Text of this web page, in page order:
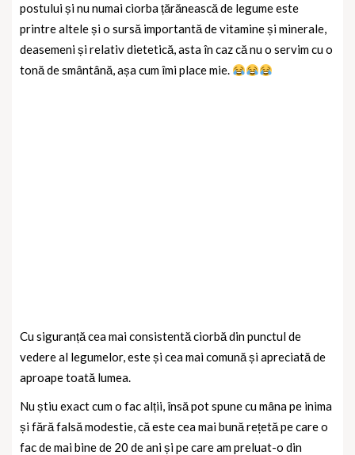
postului și nu numai ciorba țărănească de legume este
printre altele și o sursă importantă de vitamine și minerale,
deasemeni și relativ dietetică, asta în caz că nu o servim cu o
tonă de smântână, așa cum îmi place mie.
Cu siguranță cea mai consistentă ciorbă din punctul de
vedere al legumelor, este și cea mai comună și apreciată de
aproape toată lumea.
Nu știu exact cum o fac alții, însă pot spune cu mâna pe inima
și fără falsă modestie, că este cea mai bună rețetă pe care o
fac de mai bine de 20 de ani și pe care am preluat-o din